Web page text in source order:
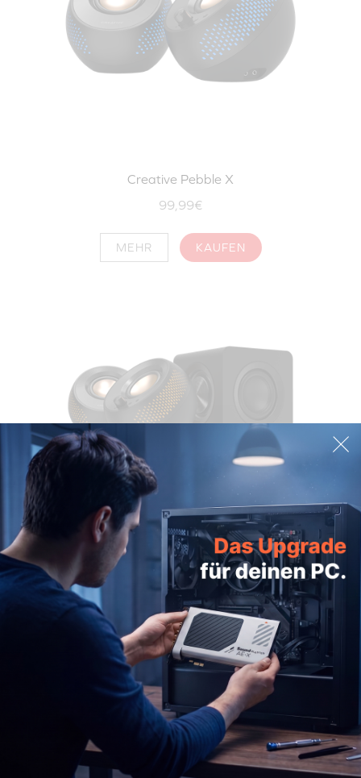
Creative Pebble X
99,99€
MEHR KAUFEN
Creative Pebble X Plus
139,99€
MEHR KAUFEN
UNTERNEHMEN